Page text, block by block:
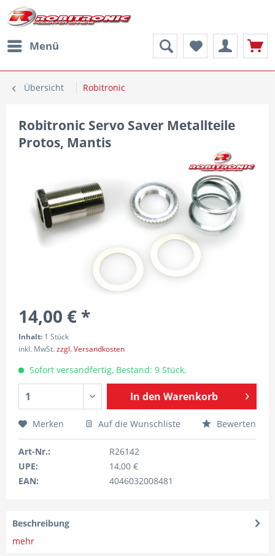
Menü
Übersicht Robitronic
Robitronic Servo Saver Metallteile
Protos, Mantis
14,00 € *
Inhalt: 1 Stück
inkl. MwSt.zzgl. Versandkosten
Sofort versandfertig, Bestand: 9 Stück.
In den Warenkorb
Merken Auf die Wunschliste Bewerten
Art-Nr.:
R26142
UPE:
14,00 €
EAN:
4046032008481
Beschreibung
mehr